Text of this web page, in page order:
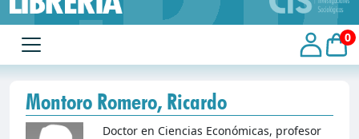
0
Montoro Romero, Ricardo
Doctor en Ciencias Económicas, profesor